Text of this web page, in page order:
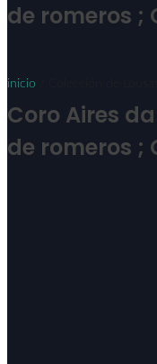
de romeros ;
inicio
Coro Aires
de romeros ;